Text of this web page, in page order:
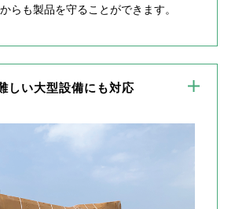
らも製品を守ることができます。
しい大型設備にも対応